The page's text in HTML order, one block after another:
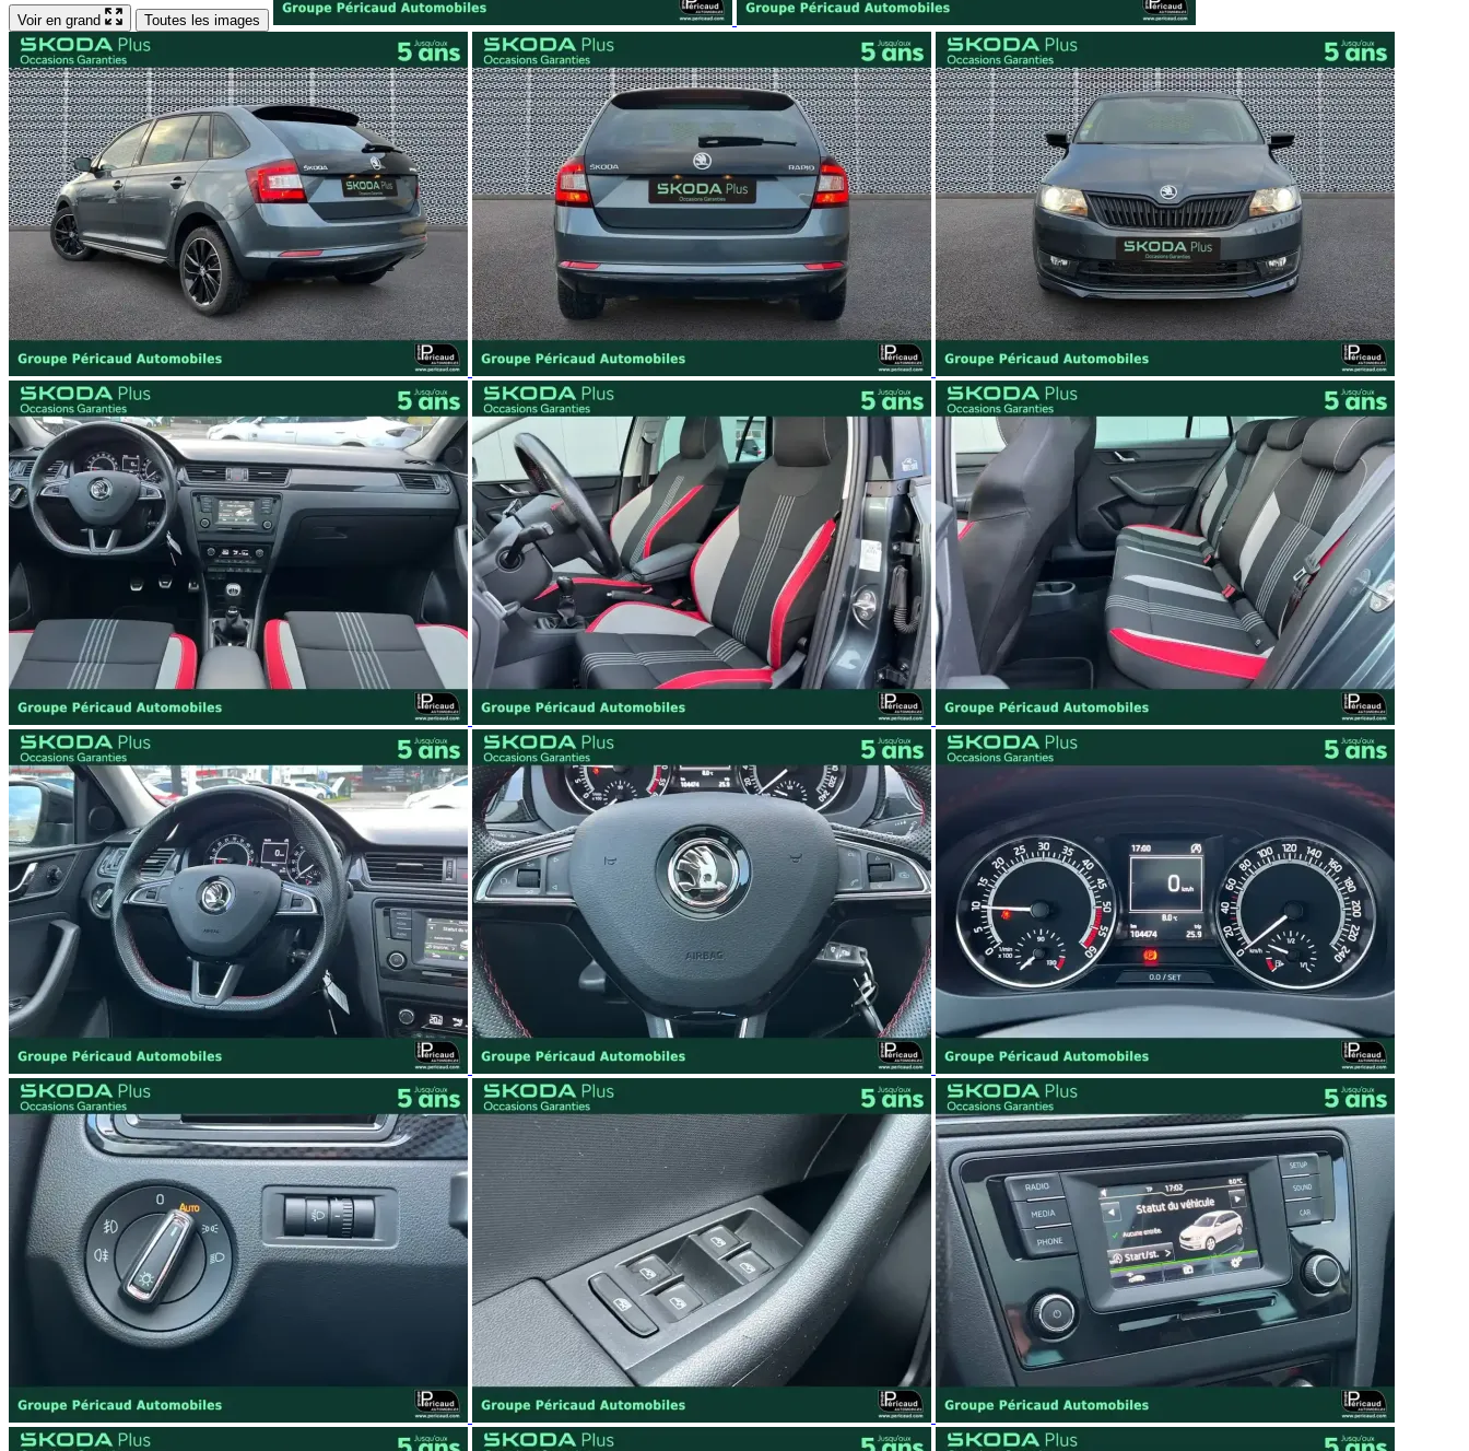
Voir en grand Toutes les images